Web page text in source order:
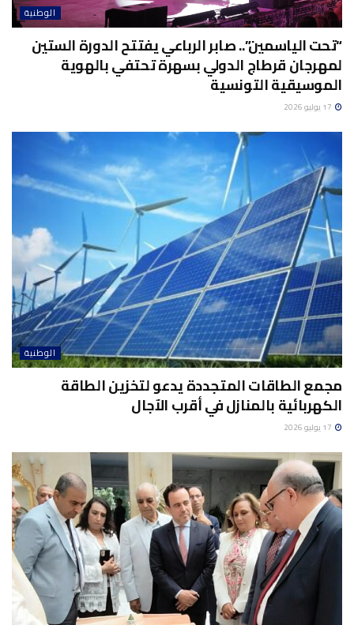
الوطنية
“تحت الياسمين”.. صابر الرباعي يفتتح الدورة الستين
لمهرجان قرطاج الدولي بسهرة تحتفي بالهوية
الموسيقية التونسية
الوطنية
مجمع الطاقات المتجددة يدعو لتخزين الطاقة
الكهربائية بالمنازل في أقرب الآجال